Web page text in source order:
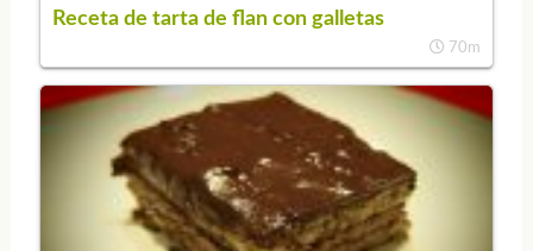
Receta de tarta de flan con galletas
70m